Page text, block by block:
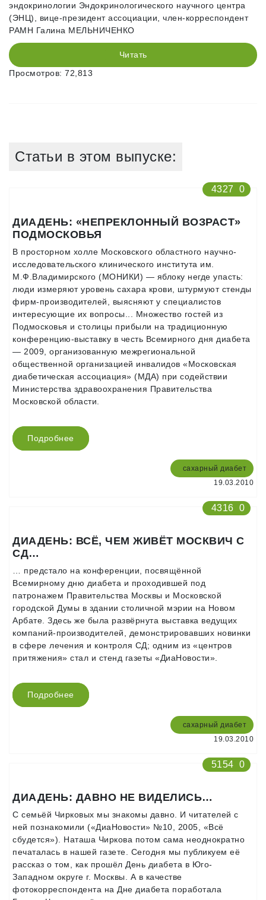
эндокринологии Эндокринологического научного центра
(ЭНЦ), вице-президент ассоциации, член-корреспондент
РАМН Галина МЕЛЬНИЧЕНКО
Читать
Просмотров: 72,813
Статьи в этом выпуске:
4327 0
ДИАДЕНЬ: «НЕПРЕКЛОННЫЙ ВОЗРАСТ»
ПОДМОСКОВЬЯ
В просторном холле Московского областного научно-
исследовательского клинического института им.
М.Ф.Владимирского (МОНИКИ) — яблоку негде упасть:
люди измеряют уровень сахара крови, штурмуют стенды
фирм-производителей, выясняют у специалистов
интересующие их вопросы... Множество гостей из
Подмосковья и столицы прибыли на традиционную
конференцию-выставку в честь Всемирного дня диабета
— 2009, организованную межрегиональной
общественной организацией инвалидов «Московская
диабетическая ассоциация» (МДА) при содействии
Министерства здравоохранения Правительства
Московской области.
Подробнее
сахарный диабет
19.03.2010
4316 0
ДИАДЕНЬ: ВСЁ, ЧЕМ ЖИВЁТ МОСКВИЧ С
СД…
… предстало на конференции, посвящённой
Всемирному дню диабета и проходившей под
патронажем Правительства Москвы и Московской
городской Думы в здании столичной мэрии на Новом
Арбате. Здесь же была развёрнута выставка ведущих
компаний-производителей, демонстрировавших новинки
в сфере лечения и контроля СД; одним из «центров
притяжения» стал и стенд газеты «ДиаНовости».
Подробнее
сахарный диабет
19.03.2010
5154 0
ДИАДЕНЬ: ДАВНО НЕ ВИДЕЛИСЬ…
С семьёй Чирковых мы знакомы давно. И читателей с
ней познакомили («ДиаНовости» №10, 2005, «Всё
сбудется»). Наташа Чиркова потом сама неоднократно
печаталась в нашей газете. Сегодня мы публикуем её
рассказ о том, как прошёл День диабета в Юго-
Западном округе г. Москвы. А в качестве
фотокорреспондента на Дне диабета поработала